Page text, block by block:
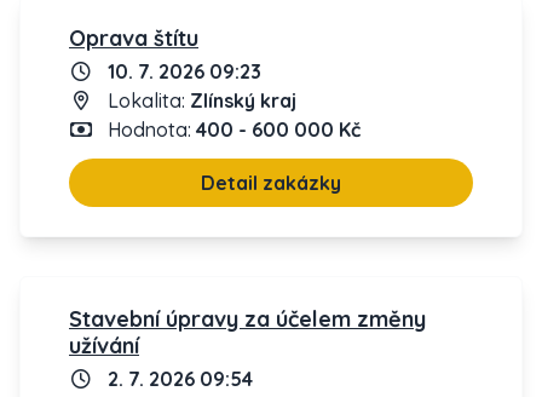
Oprava štítu
10. 7. 2026 09:23
Lokalita: Zlínský kraj
Hodnota: 400 - 600 000 Kč
Detail zakázky
Stavební úpravy za účelem změny
užívání
2. 7. 2026 09:54